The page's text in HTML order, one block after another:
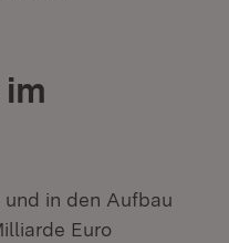
und in den Aufbau
Euro